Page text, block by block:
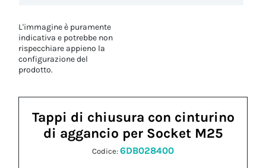
L'immagine è puramente
indicativa e potrebbe non
rispecchiare appieno la
configurazione del
prodotto.
Tappi di chiusura con cinturino
di aggancio per Socket M25
Codice: 6DB028400